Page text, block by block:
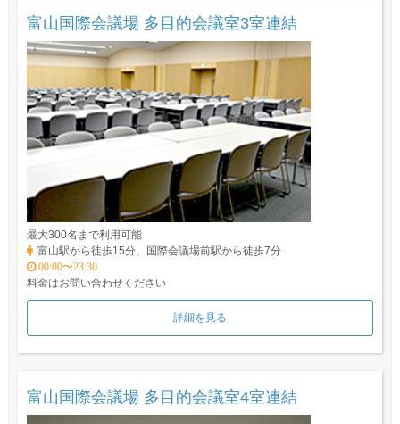
富山国際会議場 多目的会議室3室連結
最大300名まで利用可能
富山駅から徒歩15分、国際会議場前駅から徒歩7分
00:00〜23:30
料金はお問い合わせください
詳細を見る
富山国際会議場 多目的会議室4室連結